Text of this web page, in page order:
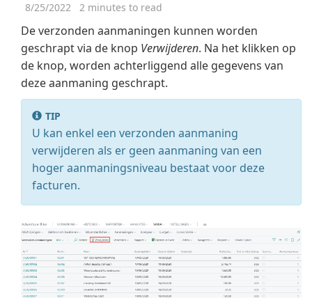
8/25/2022 2 minutes to read
De verzonden aanmaningen kunnen worden
geschrapt via de knop Verwijderen. Na het klikken op
de knop, worden achterliggend alle gegevens van
deze aanmaning geschrapt.
TIP
U kan enkel een verzonden aanmaning
verwijderen als er geen aanmaning van een
hoger aanmaningsniveau bestaat voor deze
facturen.